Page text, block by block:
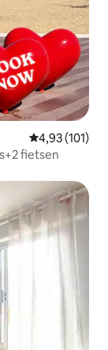
Gemiddelde
4,93 (101)
fietsen